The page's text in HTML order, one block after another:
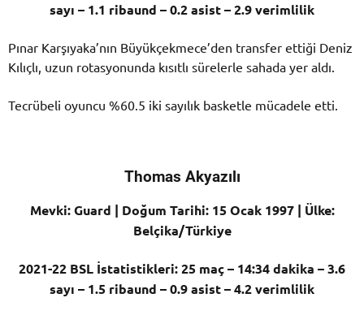
sayı – 1.1 ribaund – 0.2 asist – 2.9 verimlilik
Pınar Karşıyaka’nın Büyükçekmece’den transfer ettiği Deniz
Kılıçlı, uzun rotasyonunda kısıtlı sürelerle sahada yer aldı.
Tecrübeli oyuncu %60.5 iki sayılık basketle mücadele etti.
Thomas Akyazılı
Mevki: Guard | Doğum Tarihi: 15 Ocak 1997 | Ülke:
Belçika/Türkiye
2021-22 BSL İstatistikleri: 25 maç – 14:34 dakika – 3.6
sayı – 1.5 ribaund – 0.9 asist – 4.2 verimlilik